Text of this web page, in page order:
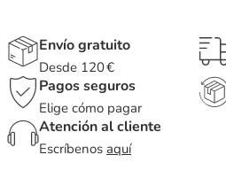
Envío gratuito
Desde 120 €
Pagos seguros
Elige cómo pagar
Atención al cliente
Escríbenos aquí